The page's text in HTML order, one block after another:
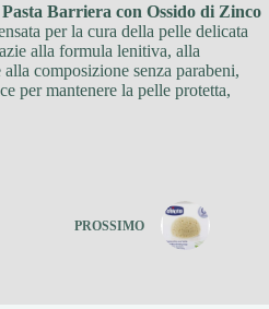
Barriera con Ossido di Zinco
per la cura della pelle delicata
alla formula lenitiva, alla
composizione senza parabeni,
per mantenere la pelle protetta,
PROSSIMO